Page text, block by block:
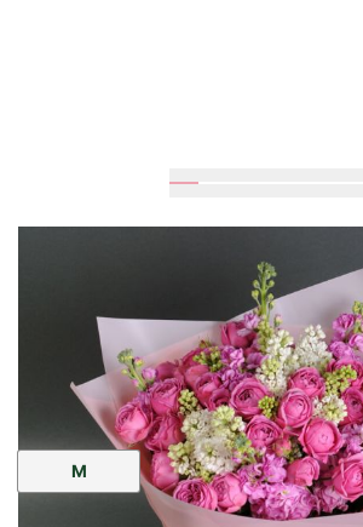
см 30см
Розмір:
M